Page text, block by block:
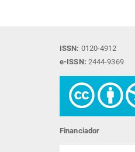
ISSN: 0120-4912
e-ISSN: 2444-9369
Financiador